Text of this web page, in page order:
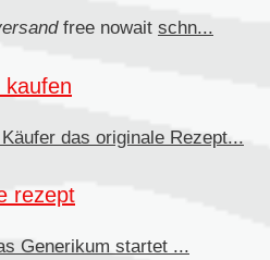
free nowait schn...
kaufen
das originale Rezept...
rezept
Generikum startet ...